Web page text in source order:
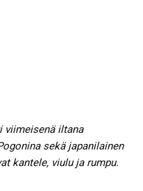
viimeisenä iltana
sekä japanilainen
kantele, viulu ja rumpu.